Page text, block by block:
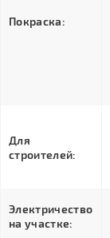
Покраска:
Для
строителей:
Электричество
на участке: